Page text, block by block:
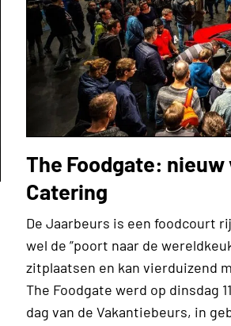
The Foodgate:
Catering
De Jaarbeurs is een foodcourt
wel de ”poort naar de
zitplaatsen en kan vierduizend
The Foodgate werd op dinsdag
dag van de Vakantiebeurs, in